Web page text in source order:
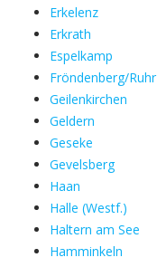
Erkelenz
Erkrath
Espelkamp
Fröndenberg/Ruhr
Geilenkirchen
Geldern
Geseke
Gevelsberg
Haan
Halle (Westf.)
Haltern am See
Hamminkeln